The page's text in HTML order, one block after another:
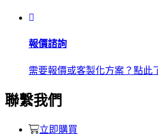
報價諮詢
需要報價或客製化方案？點此
聯繫我們
立即購買